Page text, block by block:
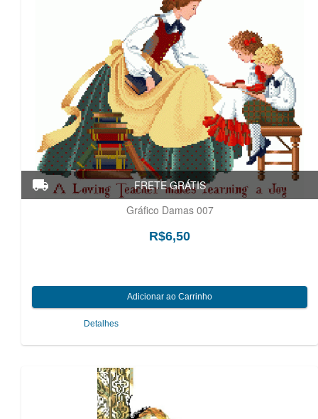
Gráfico Damas 007
R$6,50
Detalhes